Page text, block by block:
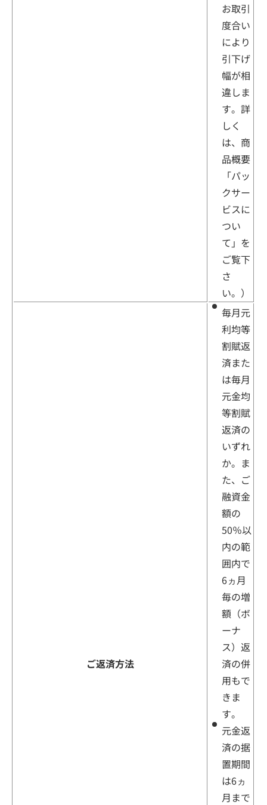
お取引
度合い
により
引下げ
幅が相
違しま
す。詳
しく
は、商
品概要
「パッ
クサー
ビスに
つい
て」を
ご覧下
さ
い。）
ご返済方法
毎月元
利均等
割賦返
済また
は毎月
元金均
等割賦
返済の
いずれ
か。ま
た、ご
融資金
額の
50％以
内の範
囲内で
6ヵ月
毎の増
額（ボ
ーナ
ス）返
済の併
用もで
きま
す。
元金返
済の据
置期間
は6ヵ
月まで